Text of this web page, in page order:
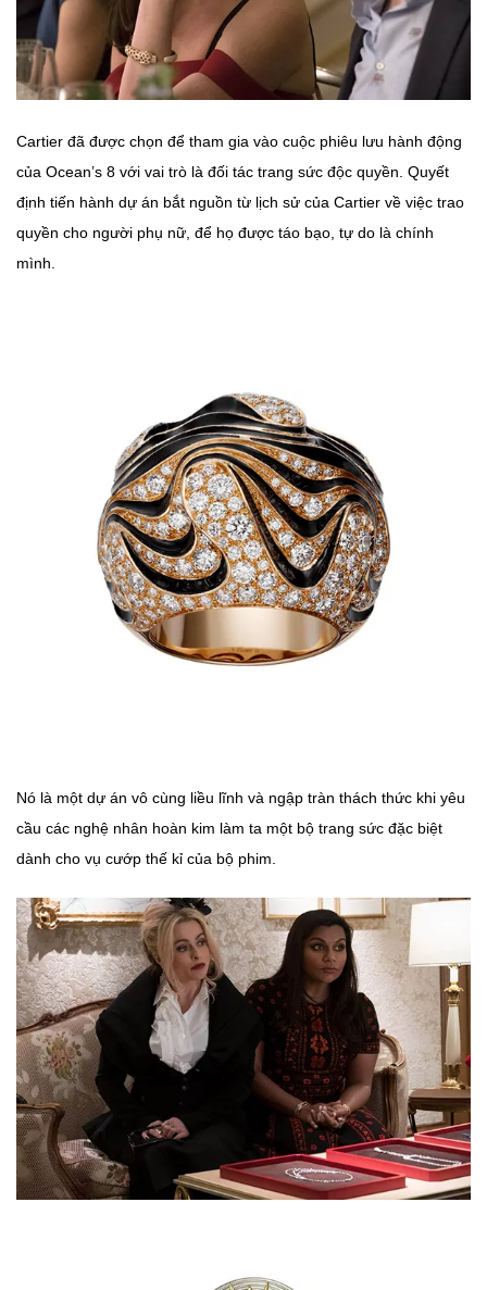
Cartier đã được chọn để tham gia vào cuộc phiêu lưu hành động
của Ocean’s 8 với vai trò là đối tác trang sức độc quyền. Quyết
định tiến hành dự án bắt nguồn từ lịch sử của Cartier về việc trao
quyền cho người phụ nữ, để họ được táo bạo, tự do là chính
mình.
Nó là một dự án vô cùng liều lĩnh và ngập tràn thách thức khi yêu
cầu các nghệ nhân hoàn kim làm ta một bộ trang sức đặc biệt
dành cho vụ cướp thế kỉ của bộ phim.